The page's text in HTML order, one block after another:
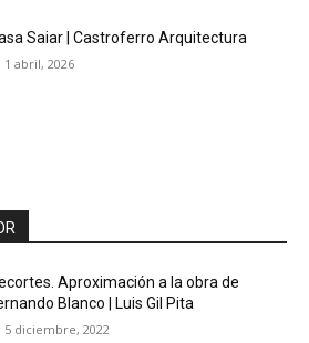
Saiar | Castroferro Arquitectura
1 abril, 2026
Aproximación a la obra de
Blanco | Luis Gil Pita
5 diciembre, 2022